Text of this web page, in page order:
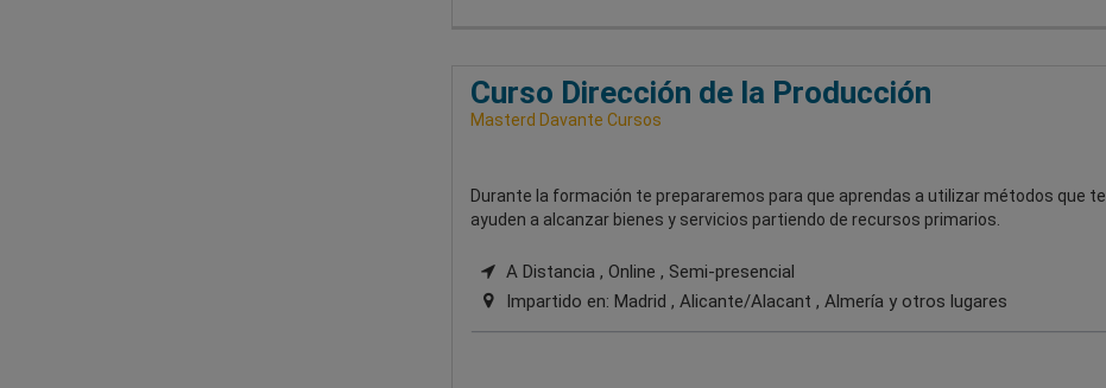
Curso Dirección de la Producción
Masterd Davante Cursos
Durante la formación te prepararemos para que aprendas a utilizar métodos que te
ayuden a alcanzar bienes y servicios partiendo de recursos primarios.
A Distancia , Online , Semi-presencial
Impartido en: Madrid , Alicante/Alacant , Almería y otros lugares